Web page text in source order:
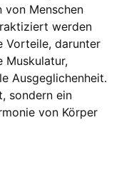
von Menschen
werden
Vorteile, darunter
Muskulatur,
Ausgeglichenheit.
sondern ein
von Körper